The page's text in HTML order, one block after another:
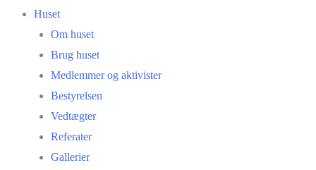
Huset
Om huset
Brug huset
Medlemmer og aktivister
Bestyrelsen
Vedtægter
Referater
Gallerier